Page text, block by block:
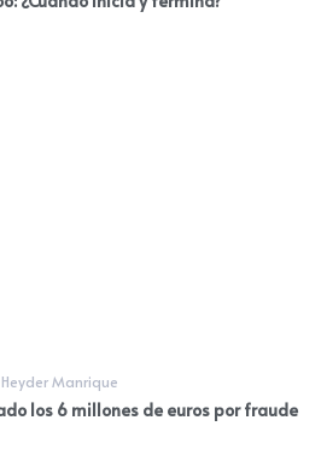
Heyder Manrique
los 6 millones de euros por fraude